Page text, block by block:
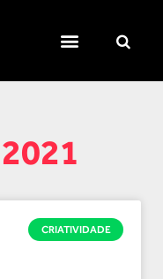
CRIATIVIDADE